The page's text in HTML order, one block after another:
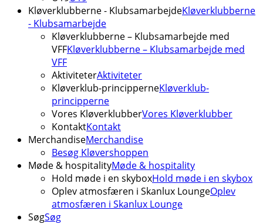
Kløverklubberne - KlubsamarbejdeKløverklubberne
- Klubsamarbejde
Kløverklubberne – Klubsamarbejde med
VFFKløverklubberne – Klubsamarbejde med
VFF
AktiviteterAktiviteter
Kløverklub-principperneKløverklub-
principperne
Vores KløverklubberVores Kløverklubber
KontaktKontakt
MerchandiseMerchandise
Besøg Kløvershoppen
Møde & hospitalityMøde & hospitality
Hold møde i en skyboxHold møde i en skybox
Oplev atmosfæren i Skanlux LoungeOplev
atmosfæren i Skanlux Lounge
SøgSøg